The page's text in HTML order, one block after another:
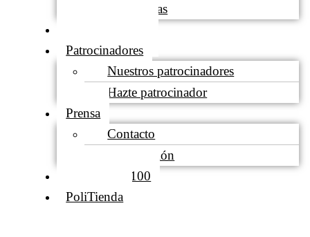
Estadísticas
Patrocinadores
Nuestros patrocinadores
Hazte patrocinador
Prensa
Contacto
Acreditación
Club de los 100
PoliTienda